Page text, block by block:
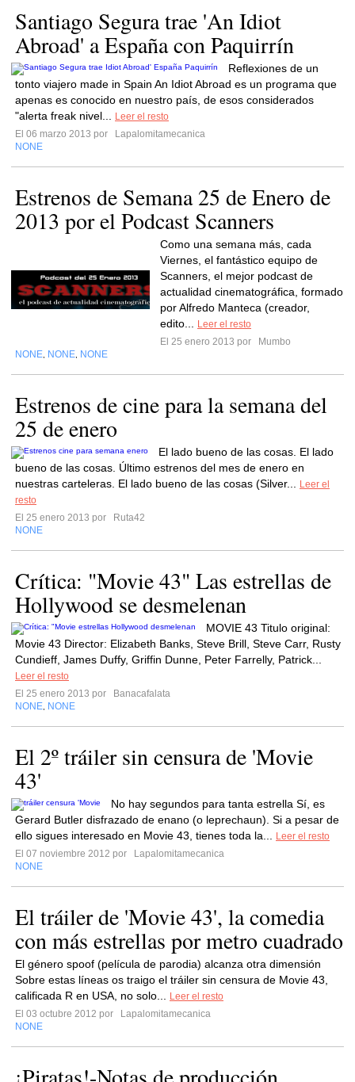
Santiago Segura trae 'An Idiot
Abroad' a España con Paquirrín
Reflexiones de un
tonto viajero made in Spain An Idiot Abroad es un programa que
apenas es conocido en nuestro país, de esos considerados
"alerta freak nivel...
Leer el resto
El 06 marzo 2013 por
Lapalomitamecanica
NONE
Estrenos de Semana 25 de Enero de
2013 por el Podcast Scanners
Como una semana más, cada
Viernes, el fantástico equipo de
Scanners, el mejor podcast de
actualidad cinematográfica, formado
por Alfredo Manteca (creador,
edito...
Leer el resto
El 25 enero 2013 por
Mumbo
NONE NONE NONE
Estrenos de cine para la semana del
25 de enero
El lado bueno de las cosas. El lado
bueno de las cosas. Último estrenos del mes de enero en
nuestras carteleras. El lado bueno de las cosas (Silver...
Leer el
resto
El 25 enero 2013 por
Ruta42
NONE
Crítica: "Movie 43" Las estrellas de
Hollywood se desmelenan
MOVIE 43 Titulo original:
Movie 43 Director: Elizabeth Banks, Steve Brill, Steve Carr, Rusty
Cundieff, James Duffy, Griffin Dunne, Peter Farrelly, Patrick...
Leer el resto
El 25 enero 2013 por
Banacafalata
NONE NONE
El 2º tráiler sin censura de 'Movie
43'
No hay segundos para tanta estrella Sí, es
Gerard Butler disfrazado de enano (o leprechaun). Si a pesar de
ello sigues interesado en Movie 43, tienes toda la...
Leer el resto
El 07 noviembre 2012 por
Lapalomitamecanica
NONE
El tráiler de 'Movie 43', la comedia
con más estrellas por metro cuadrado
El género spoof (película de parodia) alcanza otra dimensión
Sobre estas líneas os traigo el tráiler sin censura de Movie 43,
calificada R en USA, no solo...
Leer el resto
El 03 octubre 2012 por
Lapalomitamecanica
NONE